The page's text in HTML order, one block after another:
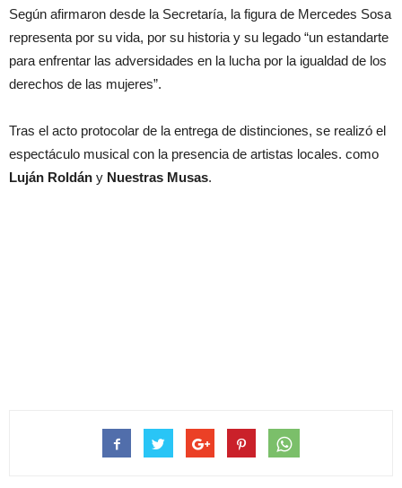
Según afirmaron desde la Secretaría, la figura de Mercedes Sosa
representa por su vida, por su historia y su legado “un estandarte
para enfrentar las adversidades en la lucha por la igualdad de los
derechos de las mujeres”.
Tras el acto protocolar de la entrega de distinciones, se realizó el
espectáculo musical con la presencia de artistas locales. como
Luján Roldán y Nuestras Musas.